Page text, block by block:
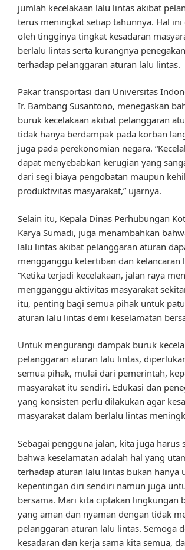
jumlah kecelakaan lalu lintas akibat
terus meningkat setiap tahunnya. Hal ini
oleh tingginya tingkat kesadaran
berlalu lintas serta kurangnya
terhadap pelanggaran aturan lalu lintas.
Pakar transportasi dari Universitas
Ir. Bambang Susantono, menegaskan
buruk kecelakaan akibat pelanggaran
tidak hanya berdampak pada korban
juga pada perekonomian negara.
dapat menyebabkan kerugian yang
dari segi biaya pengobatan maupun
produktivitas masyarakat,” ujarnya.
Selain itu, Kepala Dinas Perhubungan
Karya Sumadi, juga menambahkan
lalu lintas akibat pelanggaran aturan
mengganggu ketertiban dan kelancaran
“Ketika terjadi kecelakaan, jalan raya
mengganggu aktivitas masyarakat
itu, penting bagi semua pihak untuk
aturan lalu lintas demi keselamatan
Untuk mengurangi dampak buruk
pelanggaran aturan lalu lintas,
semua pihak, mulai dari pemerintah,
masyarakat itu sendiri. Edukasi dan
yang konsisten perlu dilakukan agar
masyarakat dalam berlalu lintas
Sebagai pengguna jalan, kita juga harus
bahwa keselamatan adalah hal yang
terhadap aturan lalu lintas bukan hanya
kepentingan diri sendiri namun juga
bersama. Mari kita ciptakan lingkungan
yang aman dan nyaman dengan tidak
pelanggaran aturan lalu lintas. Semoga
kesadaran dan kerja sama kita semua,